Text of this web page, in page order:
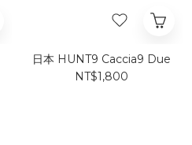
日本 HUNT9 Caccia9 Due
NT$1,800